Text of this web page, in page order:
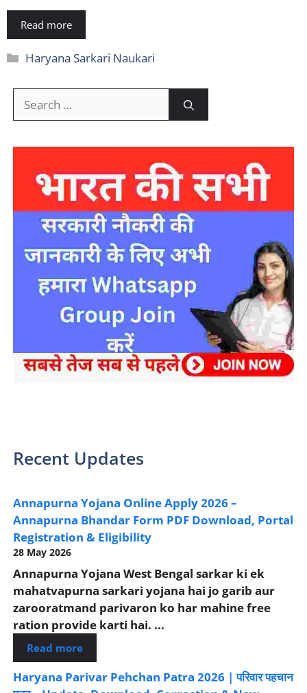
Read more
Categories
Haryana Sarkari Naukari
for:
Recent Updates
Annapurna Yojana Online Apply 2026 –
Annapurna Bhandar Form PDF Download, Portal
Registration & Eligibility
28 May 2026
Annapurna Yojana West Bengal sarkar ki ek
mahatvapurna sarkari yojana hai jo garib aur
zarooratmand parivaron ko har mahine free
ration provide karti hai. ...
Read more
Haryana Parivar Pehchan Patra 2026 | परिवार पहचान